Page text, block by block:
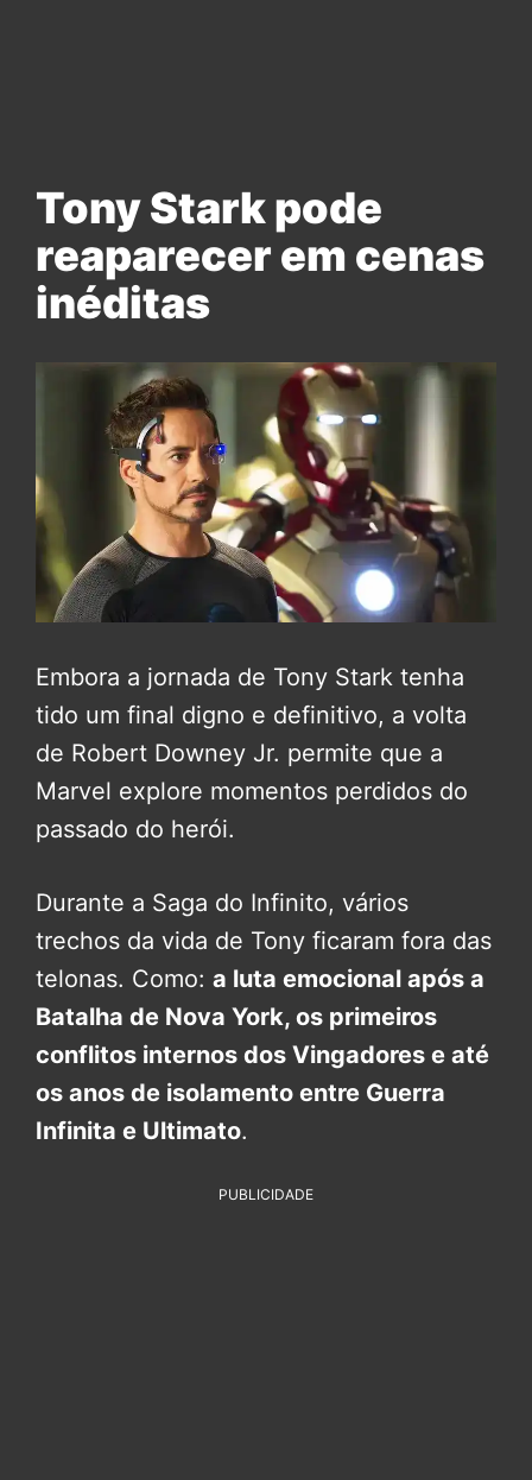
Tony Stark pode
reaparecer em cenas
inéditas
Embora a jornada de Tony Stark tenha
tido um final digno e definitivo, a volta
de Robert Downey Jr. permite que a
Marvel explore momentos perdidos do
passado do herói.
Durante a Saga do Infinito, vários
trechos da vida de Tony ficaram fora das
telonas. Como: a luta emocional após a
Batalha de Nova York, os primeiros
conflitos internos dos Vingadores e até
os anos de isolamento entre Guerra
Infinita e Ultimato.
PUBLICIDADE